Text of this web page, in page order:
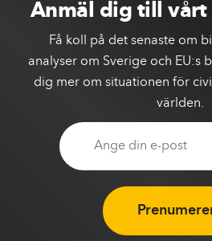
Anmäl dig till vårt
Få koll på det senaste om
analyser om Sverige och EU:s
dig mer om situationen för
världen.